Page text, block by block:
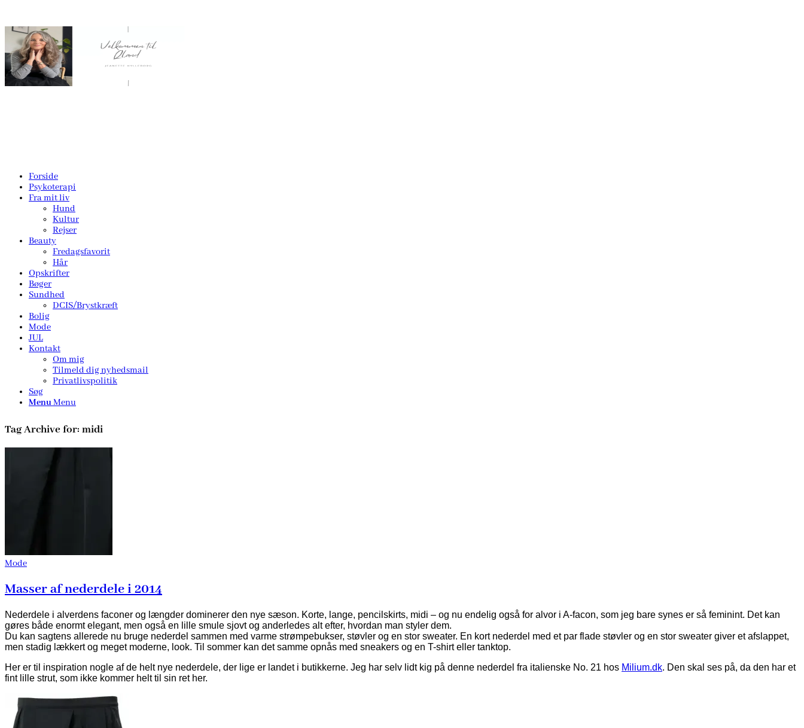
Forside
Psykoterapi
Fra mit liv
Hund
Kultur
Rejser
Beauty
Fredagsfavorit
Hår
Opskrifter
Bøger
Sundhed
DCIS/Brystkræft
Bolig
Mode
JUL
Kontakt
Om mig
Tilmeld dig nyhedsmail
Privatlivspolitik
Søg
MenuMenu
Tag Archive for: midi
Mode
Masser af nederdele i 2014
Nederdele i alverdens faconer og længder dominerer den nye sæson. Korte, lange, pencilskirts, midi – og nu endelig også for alvor i A-facon, som jeg bare synes er så feminint. Det kan
gøres både enormt elegant, men også en lille smule sjovt og anderledes alt efter, hvordan man styler dem.
Du kan sagtens allerede nu bruge nederdel sammen med varme strømpebukser, støvler og en stor sweater. En kort nederdel med et par flade støvler og en stor sweater giver et afslappet,
men stadig lækkert og meget moderne, look. Til sommer kan det samme opnås med sneakers og en T-shirt eller tanktop.
Her er til inspiration nogle af de helt nye nederdele, der lige er landet i butikkerne. Jeg har selv lidt kig på denne nederdel fra italienske No. 21 hos Milium.dk. Den skal ses på, da den har et
fint lille strut, som ikke kommer helt til sin ret her.